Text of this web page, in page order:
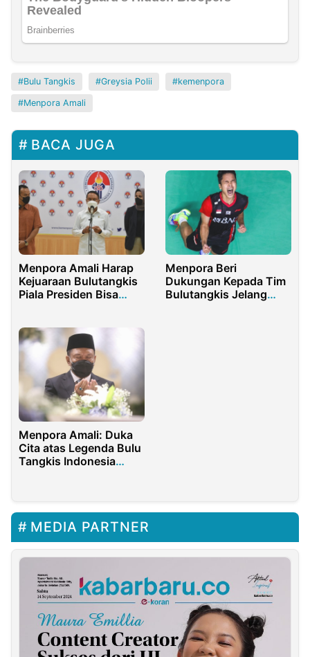
Bulu Tangkis Greysia Polii kemenpora
Menpora Amali
BACA JUGA
Menpora Amali Harap
Kejuaraan Bulutangkis
Piala Presiden Bisa
Menpora Beri
Dukungan Kepada Tim
Bulutangkis Jelang
Menpora Amali: Duka
Cita atas Legenda Bulu
Tangkis Indonesia
MEDIA PARTNER